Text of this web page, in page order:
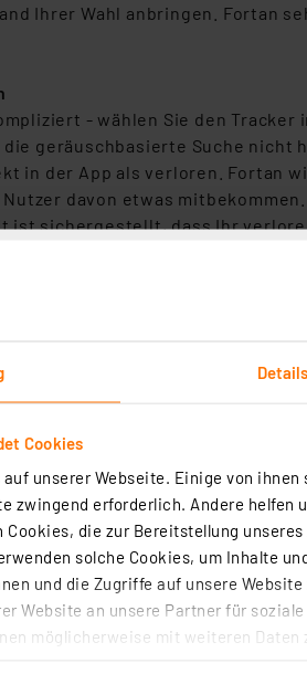
Details
Cookies
unserer Webseite. Einige von
zwingend erforderlich. Andere helfen
Cookies, die zur Bereitstellung
solche Cookies, um Inhalte
und die Zugriffe auf unsere
Website an unsere Partner für
möglicherweise mit weiteren
Ihrer Wahl anbringen. Fortan
- wählen Sie den
geräuschbasierte Suche
in der App als verloren. Fortan
davon etwas
ist sichergestellt, dass Ihr
Knopfzelle betrieben, die
Sie rechtzeitig die
(IP67) lässt sich der
über das "Wo ist?"-Netzwerk
das Gepäckstück (z. B. bei
Signal, bspw. zum Finden der
iOS-Geräten (iPhone, iPad,
Beschleunigungssensor
Verlust ohne zusätzliche
den Besitzer übermittelt